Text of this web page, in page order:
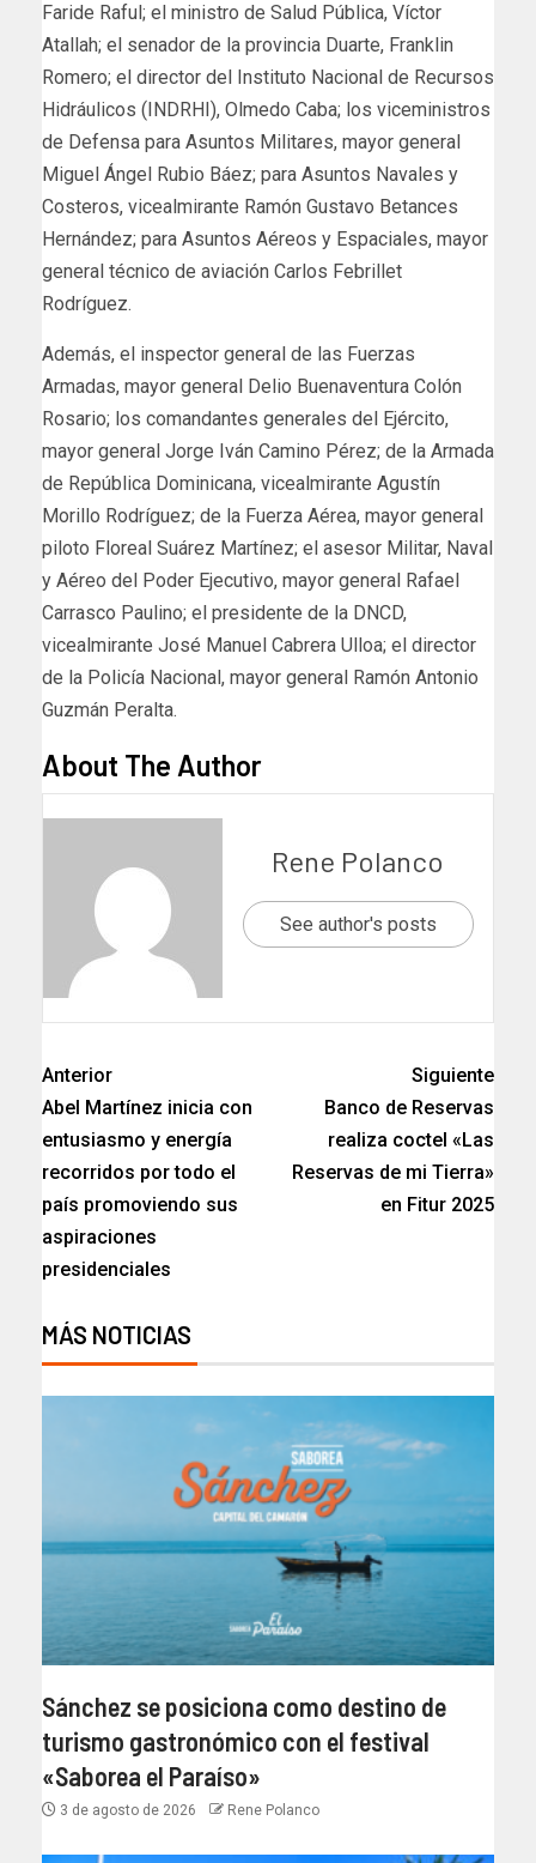
Faride Raful; el ministro de Salud Pública, Víctor
Atallah; el senador de la provincia Duarte, Franklin
Romero; el director del Instituto Nacional de Recursos
Hidráulicos (INDRHI), Olmedo Caba; los viceministros
de Defensa para Asuntos Militares, mayor general
Miguel Ángel Rubio Báez; para Asuntos Navales y
Costeros, vicealmirante Ramón Gustavo Betances
Hernández; para Asuntos Aéreos y Espaciales, mayor
general técnico de aviación Carlos Febrillet
Rodríguez.
Además, el inspector general de las Fuerzas
Armadas, mayor general Delio Buenaventura Colón
Rosario; los comandantes generales del Ejército,
mayor general Jorge Iván Camino Pérez; de la Armada
de República Dominicana, vicealmirante Agustín
Morillo Rodríguez; de la Fuerza Aérea, mayor general
piloto Floreal Suárez Martínez; el asesor Militar, Naval
y Aéreo del Poder Ejecutivo, mayor general Rafael
Carrasco Paulino; el presidente de la DNCD,
vicealmirante José Manuel Cabrera Ulloa; el director
de la Policía Nacional, mayor general Ramón Antonio
Guzmán Peralta.
About The Author
Rene Polanco
See author's posts
Anterior
Abel Martínez inicia con
entusiasmo y energía
recorridos por todo el
país promoviendo sus
aspiraciones
presidenciales
Siguiente
Banco de Reservas
realiza coctel «Las
Reservas de mi Tierra»
en Fitur 2025
MÁS NOTICIAS
Sánchez se posiciona como destino de
turismo gastronómico con el festival
«Saborea el Paraíso»
3 de agosto de 2026 Rene Polanco